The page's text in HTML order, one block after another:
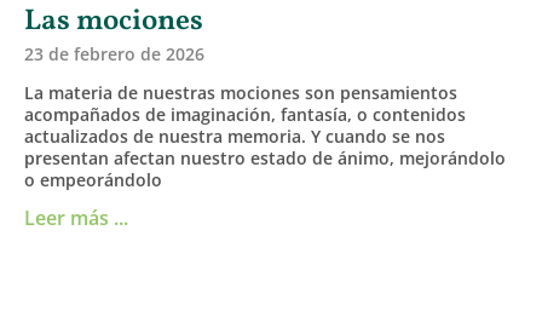
Las mociones
23 de febrero de 2026
La materia de nuestras mociones son pensamientos
acompañados de imaginación, fantasía, o contenidos
actualizados de nuestra memoria. Y cuando se nos
presentan afectan nuestro estado de ánimo, mejorándolo
o empeorándolo
Leer más ...